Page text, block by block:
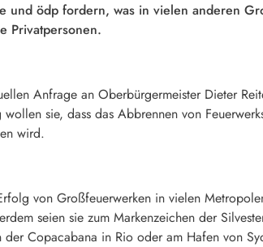
und ödp fordern, was in vielen anderen
Privatpersonen.
Anfrage an Oberbürgermeister Dieter
sie, dass das Abbrennen von
wird.
von Großfeuerwerken in vielen
seien sie zum Markenzeichen der
Copacabana in Rio oder am Hafen von